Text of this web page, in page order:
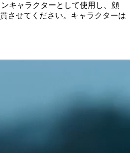
ンキャラクターとして使用し、顔
させてください。キャラクターは